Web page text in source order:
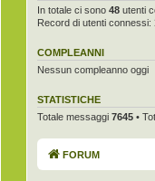
In totale ci sono 48 utenti
Record di utenti connessi:
COMPLEANNI
Nessun compleanno oggi
STATISTICHE
Totale messaggi 7645 •
FORUM